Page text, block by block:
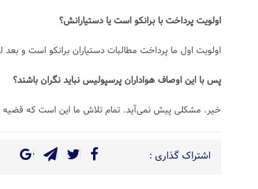
اولویت پرداخت با برانکو است یا دستیارانش؟
اولویت اول ما پرداخت مطالبات دستیاران برانکو است و
پس با این اوصاف هواداران پرسپولیس نباید نگران باشند؟
خیر. مشکلی پیش نمی‌آید. تمام تلاش ما این است که قضیه
اشتراک گذاری :